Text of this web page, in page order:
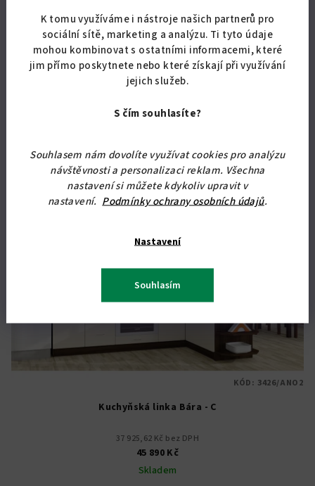
K tomu využíváme i nástroje našich partnerů pro
sociální sítě, marketing a analýzu. Ti tyto údaje
mohou kombinovat s ostatními informacemi, které
jim přímo poskytnete nebo které získají při využívání
jejich služeb.
S čím souhlasíte?
Souhlasem nám dovolíte využívat cookies pro analýzu
návštěvnosti a personalizaci reklam. Všechna
nastavení si můžete kdykoliv upravit v
nastavení. Podmínky ochrany osobních údajů.
Nastavení
Souhlasím
5
hvězdiček.
taburety nebo židle.
Podobné produkty
Doprava zdarma
Kuchyňská linka Bára - C
37 925,62 Kč bez DPH
45 890 Kč
Skladem
KÓD: 3426/ANO2